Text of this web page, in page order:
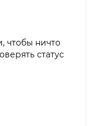
чтобы ничто
статус